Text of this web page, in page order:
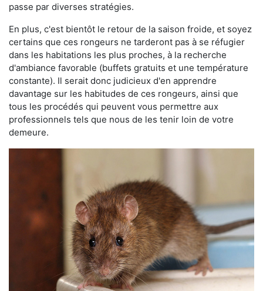
passe par diverses stratégies.
En plus, c'est bientôt le retour de la saison froide, et soyez
certains que ces rongeurs ne tarderont pas à se réfugier
dans les habitations les plus proches, à la recherche
d'ambiance favorable (buffets gratuits et une température
constante). Il serait donc judicieux d'en apprendre
davantage sur les habitudes de ces rongeurs, ainsi que
tous les procédés qui peuvent vous permettre aux
professionnels tels que nous de les tenir loin de votre
demeure.